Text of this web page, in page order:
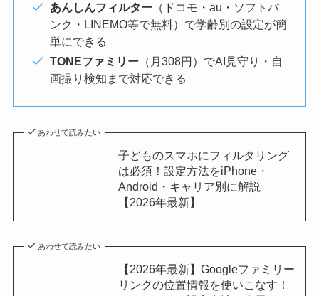
あんしんフィルター（ドコモ・au・ソフトバ
ンク・LINEMO等で無料）で学齢別の設定が簡
単にできる
TONEファミリー（月308円）でAI見守り・自
画撮り検知まで対応できる
あわせて読みたい
子どものスマホにフィルタリング
は必須！設定方法をiPhone・
Android・キャリア別に解説
【2026年最新】
あわせて読みたい
【2026年最新】Googleファミリー
リンクの位置情報を使いこなす！